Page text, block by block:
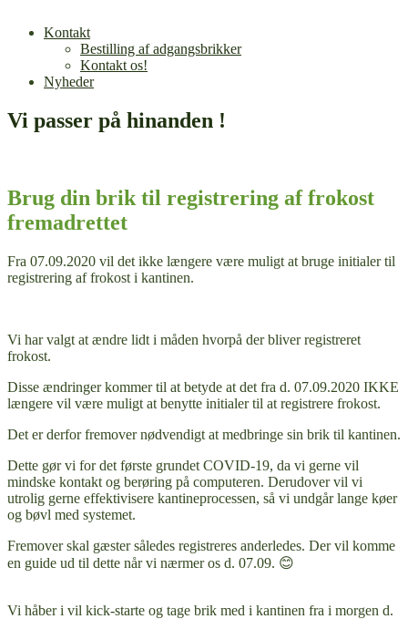
Kontakt
Bestilling af adgangsbrikker
Kontakt os!
Nyheder
Vi passer på hinanden !
Brug din brik til registrering af frokost
fremadrettet
Fra 07.09.2020 vil det ikke længere være muligt at bruge initialer til
registrering af frokost i kantinen.
Vi har valgt at ændre lidt i måden hvorpå der bliver registreret
frokost.
Disse ændringer kommer til at betyde at det fra d. 07.09.2020 IKKE
længere vil være muligt at benytte initialer til at registrere frokost.
Det er derfor fremover nødvendigt at medbringe sin brik til kantinen.
Dette gør vi for det første grundet COVID-19, da vi gerne vil
mindske kontakt og berøring på computeren. Derudover vil vi
utrolig gerne effektivisere kantineprocessen, så vi undgår lange køer
og bøvl med systemet.
Fremover skal gæster således registreres anderledes. Der vil komme
en guide ud til dette når vi nærmer os d. 07.09. 😊
Vi håber i vil kick-starte og tage brik med i kantinen fra i morgen d.